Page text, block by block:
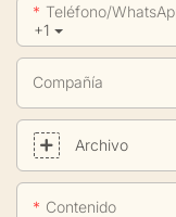
+1
Teléfono/
Compañía
Archivo
Contenido